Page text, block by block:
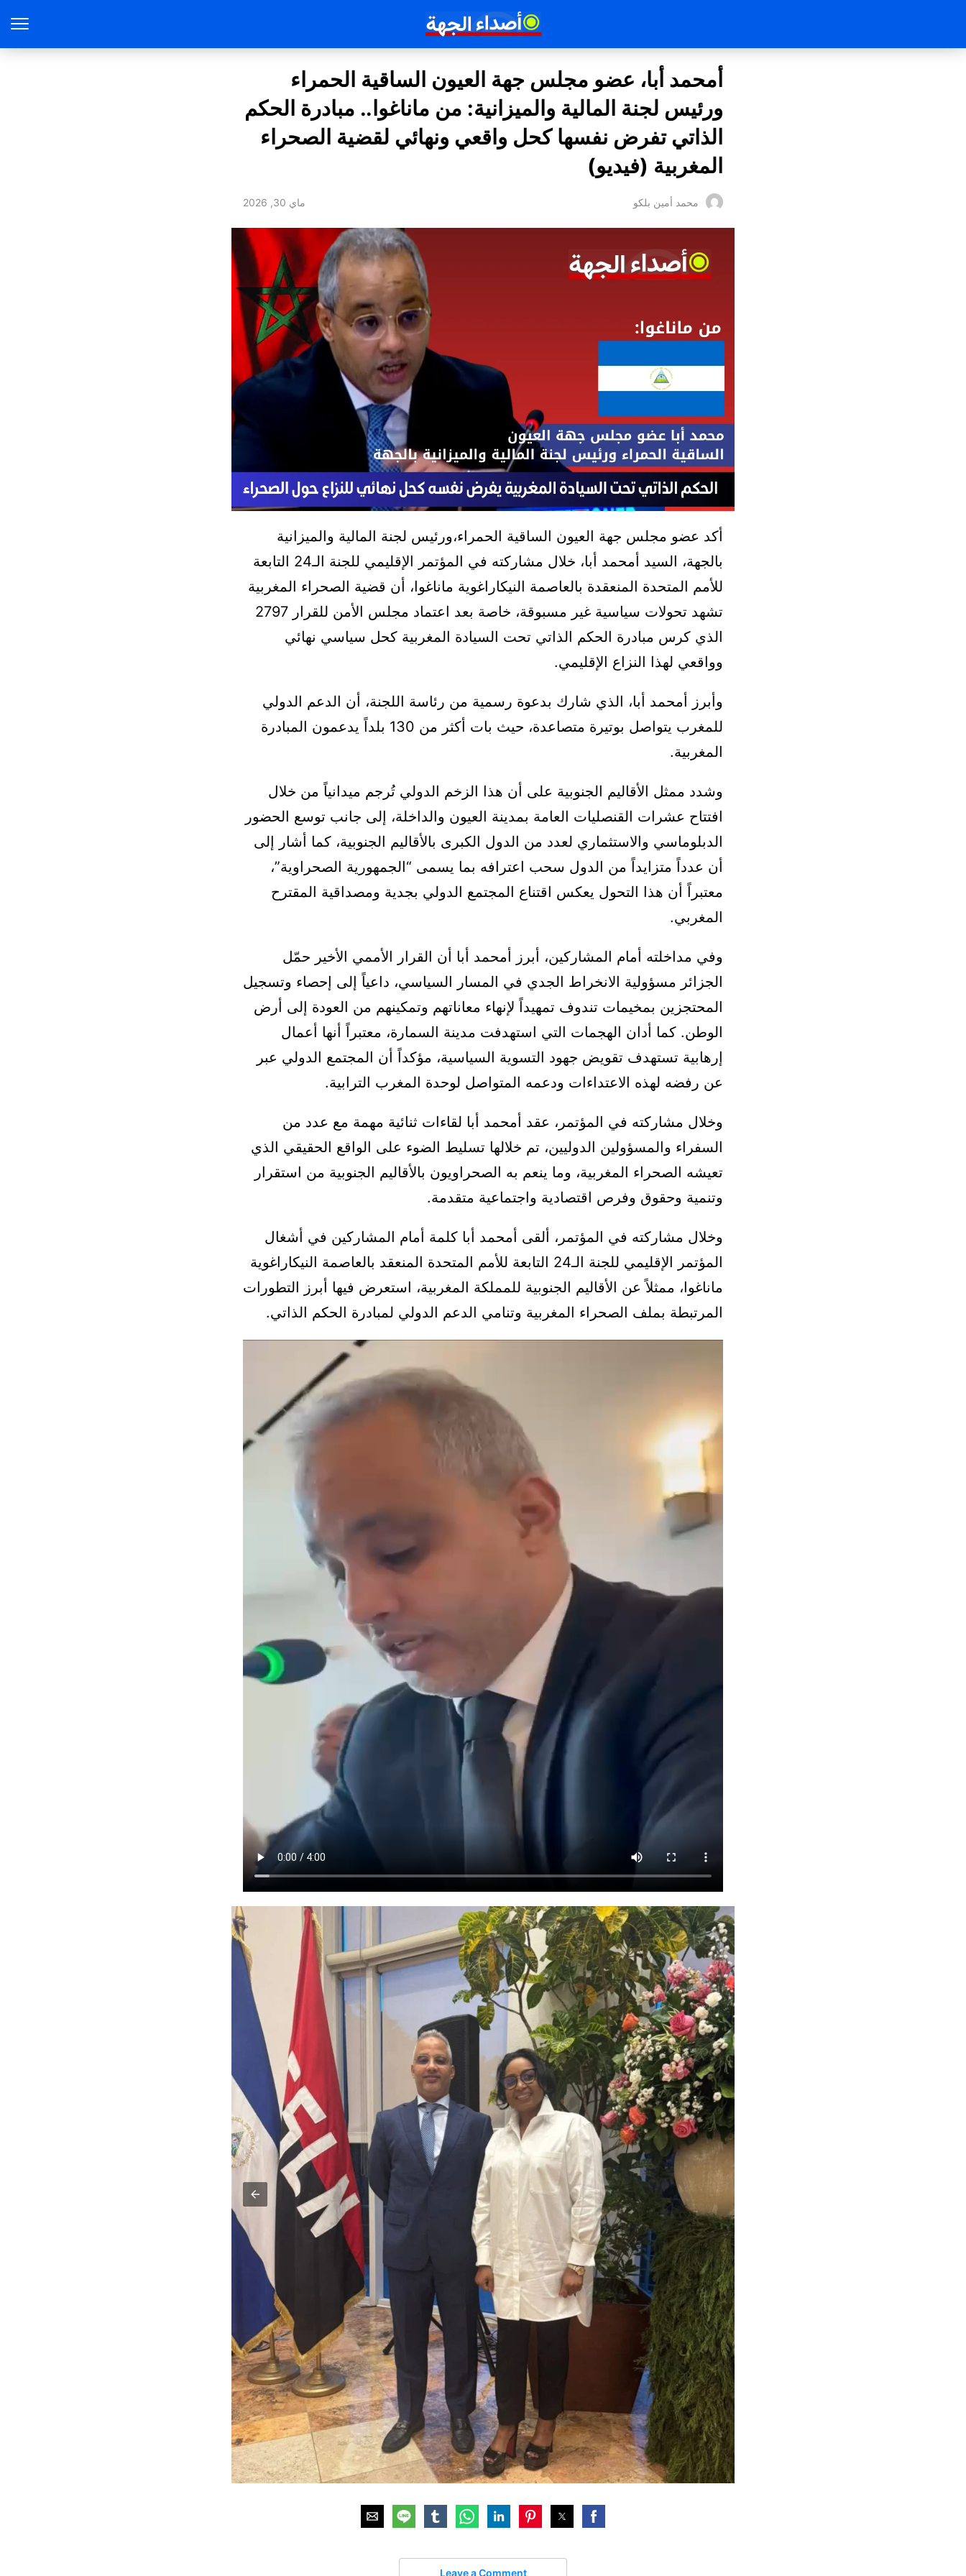
أمحمد أبا، عضو مجلس جهة العيون الساقية الحمراء
ورئيس لجنة المالية والميزانية: من ماناغوا.. مبادرة الحكم
الذاتي تفرض نفسها كحل واقعي ونهائي لقضية الصحراء
المغربية (فيديو)
محمد أمين بلكو ماي 30, 2026
أكد عضو مجلس جهة العيون الساقية الحمراء،ورئيس لجنة المالية والميزانية
بالجهة، السيد أمحمد أبا، خلال مشاركته في المؤتمر الإقليمي للجنة الـ24 التابعة
للأمم المتحدة المنعقدة بالعاصمة النيكاراغوية ماناغوا، أن قضية الصحراء المغربية
تشهد تحولات سياسية غير مسبوقة، خاصة بعد اعتماد مجلس الأمن للقرار 2797
الذي كرس مبادرة الحكم الذاتي تحت السيادة المغربية كحل سياسي نهائي
وواقعي لهذا النزاع الإقليمي.
وأبرز أمحمد أبا، الذي شارك بدعوة رسمية من رئاسة اللجنة، أن الدعم الدولي
للمغرب يتواصل بوتيرة متصاعدة، حيث بات أكثر من 130 بلداً يدعمون المبادرة
المغربية.
وشدد ممثل الأقاليم الجنوبية على أن هذا الزخم الدولي تُرجم ميدانياً من خلال
افتتاح عشرات القنصليات العامة بمدينة العيون والداخلة، إلى جانب توسع الحضور
الدبلوماسي والاستثماري لعدد من الدول الكبرى بالأقاليم الجنوبية، كما أشار إلى
أن عدداً متزايداً من الدول سحب اعترافه بما يسمى “الجمهورية الصحراوية”،
معتبراً أن هذا التحول يعكس اقتناع المجتمع الدولي بجدية ومصداقية المقترح
المغربي.
وفي مداخلته أمام المشاركين، أبرز أمحمد أبا أن القرار الأممي الأخير حمّل
الجزائر مسؤولية الانخراط الجدي في المسار السياسي، داعياً إلى إحصاء وتسجيل
المحتجزين بمخيمات تندوف تمهيداً لإنهاء معاناتهم وتمكينهم من العودة إلى أرض
الوطن. كما أدان الهجمات التي استهدفت مدينة السمارة، معتبراً أنها أعمال
إرهابية تستهدف تقويض جهود التسوية السياسية، مؤكداً أن المجتمع الدولي عبر
عن رفضه لهذه الاعتداءات ودعمه المتواصل لوحدة المغرب الترابية.
وخلال مشاركته في المؤتمر، عقد أمحمد أبا لقاءات ثنائية مهمة مع عدد من
السفراء والمسؤولين الدوليين، تم خلالها تسليط الضوء على الواقع الحقيقي الذي
تعيشه الصحراء المغربية، وما ينعم به الصحراويون بالأقاليم الجنوبية من استقرار
وتنمية وحقوق وفرص اقتصادية واجتماعية متقدمة.
وخلال مشاركته في المؤتمر، ألقى أمحمد أبا كلمة أمام المشاركين في أشغال
المؤتمر الإقليمي للجنة الـ24 التابعة للأمم المتحدة المنعقد بالعاصمة النيكاراغوية
ماناغوا، ممثلاً عن الأقاليم الجنوبية للمملكة المغربية، استعرض فيها أبرز التطورات
المرتبطة بملف الصحراء المغربية وتنامي الدعم الدولي لمبادرة الحكم الذاتي.
Leave a Comment